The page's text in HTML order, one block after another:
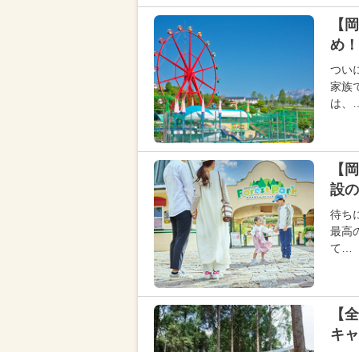
【
め
つい
家族
は、…
【
設
待ち
最高
て…
【
キ